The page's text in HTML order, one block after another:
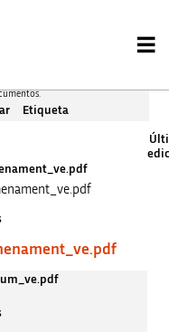
Etiqueta